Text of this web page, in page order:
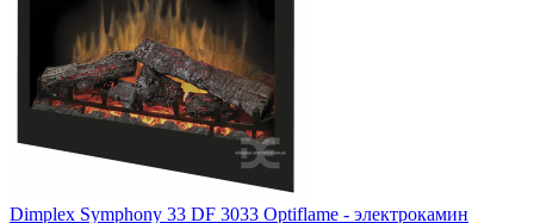
Dimplex Symphony 33 DF 3033 Optiflame - электрокамин